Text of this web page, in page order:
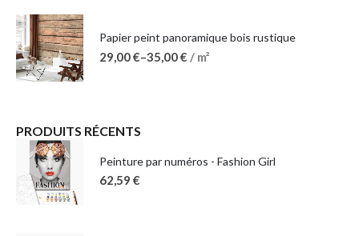
Papier peint panoramique bois rustique
29,00€–35,00€ / m²
PRODUITS RÉCENTS
Peinture par numéros - Fashion Girl
62,59 €